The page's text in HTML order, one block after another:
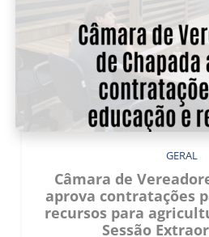
GERAL
Câmara de
aprova contratações
recursos para
Sessão